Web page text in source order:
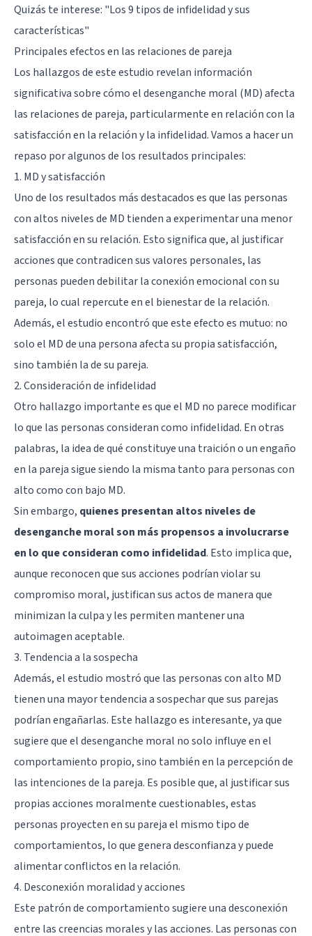
Quizás te interese: "Los 9 tipos de infidelidad y sus
características"
Principales efectos en las relaciones de pareja
Los hallazgos de este estudio revelan información
significativa sobre cómo el desenganche moral (MD) afecta
las relaciones de pareja, particularmente en relación con la
satisfacción en la relación y la infidelidad. Vamos a hacer un
repaso por algunos de los resultados principales:
1. MD y satisfacción
Uno de los resultados más destacados es que las personas
con altos niveles de MD tienden a experimentar una menor
satisfacción en su relación. Esto significa que, al justificar
acciones que contradicen sus valores personales, las
personas pueden debilitar la conexión emocional con su
pareja, lo cual repercute en el bienestar de la relación.
Además, el estudio encontró que este efecto es mutuo: no
solo el MD de una persona afecta su propia satisfacción,
sino también la de su pareja.
2. Consideración de infidelidad
Otro hallazgo importante es que el MD no parece modificar
lo que las personas consideran como infidelidad. En otras
palabras, la idea de qué constituye una traición o un engaño
en la pareja sigue siendo la misma tanto para personas con
alto como con bajo MD.
Sin embargo, quienes presentan altos niveles de
desenganche moral son más propensos a involucrarse
en lo que consideran como infidelidad. Esto implica que,
aunque reconocen que sus acciones podrían violar su
compromiso moral, justifican sus actos de manera que
minimizan la culpa y les permiten mantener una
autoimagen aceptable.
3. Tendencia a la sospecha
Además, el estudio mostró que las personas con alto MD
tienen una mayor tendencia a sospechar que sus parejas
podrían engañarlas. Este hallazgo es interesante, ya que
sugiere que el desenganche moral no solo influye en el
comportamiento propio, sino también en la percepción de
las intenciones de la pareja. Es posible que, al justificar sus
propias acciones moralmente cuestionables, estas
personas proyecten en su pareja el mismo tipo de
comportamientos, lo que genera desconfianza y puede
alimentar conflictos en la relación.
4. Desconexión moralidad y acciones
Este patrón de comportamiento sugiere una desconexión
entre las creencias morales y las acciones. Las personas con